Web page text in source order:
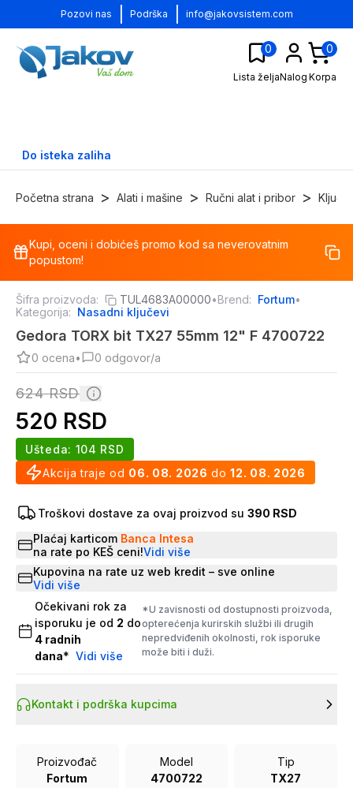
Pozovi nas Podrška info@jakovsistem.com
0
Lista željaNalog
0
Korpa
Do isteka zaliha
Početna strana > Alati i mašine > Ručni alat i pribor >
%
Kupi, oceni i dobićeš promo kod sa neverovatnim
popustom!
Šifra proizvoda: TUL4683A00000•Brend: Fortum•
Kategorija: Nasadni ključevi
Gedora TORX bit TX27 55mm 12" F 4700722
0 ocena• 0 odgovor/a
624 RSD
520 RSD
Akcija traje od 06. 08. 2026 do 12. 08. 2026
Ušteda: 104 RSD
Troškovi dostave za ovaj proizvod su 390 RSD
Plaćaj karticom Banca Intesa
na rate po KEŠ ceni!Vidi više
Kupovina na rate uz web kredit – sve online
Vidi više
Očekivani rok za
isporuku je od 2 do
4 radnih
dana* Vidi više
*U zavisnosti od dostupnosti proizvoda,
opterećenja kurirskih službi ili drugih
nepredviđenih okolnosti, rok isporuke
može biti i duži.
Kontakt i podrška kupcima
Proizvođač
Fortum
Model
4700722
Tip
TX27